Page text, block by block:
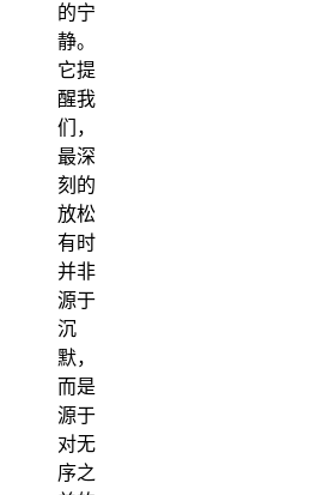
的宁
静。
它提
醒我
们，
最深
刻的
放松
有时
并非
源于
沉
默，
而是
源于
对无
序之